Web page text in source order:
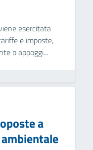
esercitata
e imposte,
o appoggi...
a